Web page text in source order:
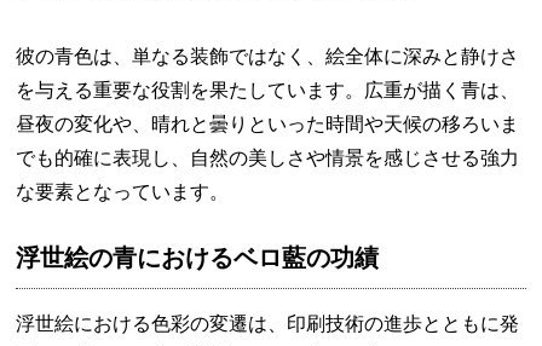
彼の青色は、単なる装飾ではなく、絵全体に深みと静けさ
を与える重要な役割を果たしています。広重が描く青は、
昼夜の変化や、晴れと曇りといった時間や天候の移ろいま
でも的確に表現し、自然の美しさや情景を感じさせる強力
な要素となっています。
浮世絵の青におけるベロ藍の功績
浮世絵における色彩の変遷は、印刷技術の進歩とともに発